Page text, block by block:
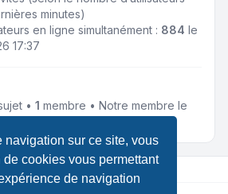
navigation sur ce site, vous
de cookies vous permettant
de navigation
minutes)
en ligne simultanément : 884 le
17:37
• 1 membre • Notre membre le